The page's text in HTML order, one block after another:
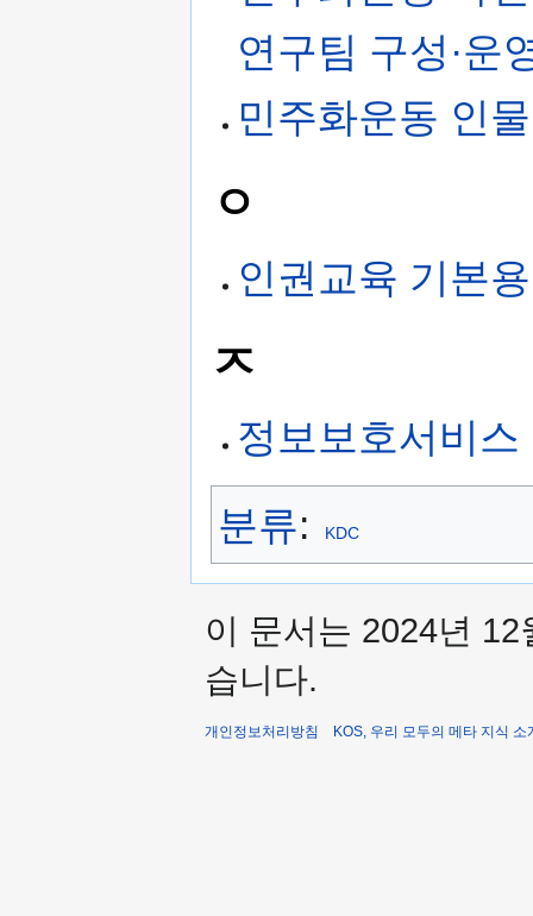
연구팀 구성·운
민주화운동 인
ㅇ
인권교육 기본
ㅈ
정보보호서비
분류: KDC
이 문서는 2024년
습니다.
개인정보처리방침 KOS, 우리 모두의 메타 지식 소